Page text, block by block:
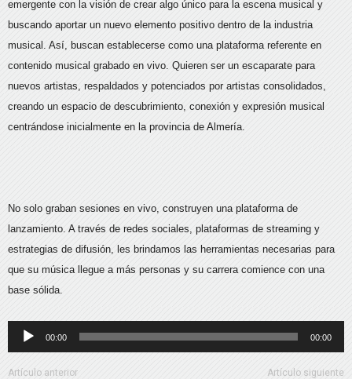
emergente con la visión de crear algo único para la escena musical y
buscando aportar un nuevo elemento positivo dentro de la industria
musical. Así, buscan establecerse como una plataforma referente en
contenido musical grabado en vivo. Quieren ser un escaparate para
nuevos artistas, respaldados y potenciados por artistas consolidados,
creando un espacio de descubrimiento, conexión y expresión musical
centrándose inicialmente en la provincia de Almería.
No solo graban sesiones en vivo, construyen una plataforma de
lanzamiento. A través de redes sociales, plataformas de streaming y
estrategias de difusión, les brindamos las herramientas necesarias para
que su música llegue a más personas y su carrera comience con una
base sólida.
Reproductor
de
audio
00:00 00:00
Artículo anterior Artículo siguiente